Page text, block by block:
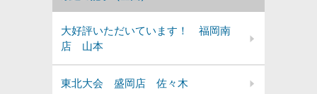
大好評いただいています！ 福岡南
店 山本
東北大会 盛岡店 佐々木